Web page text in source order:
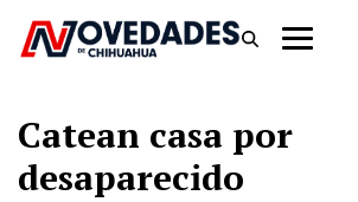
Catean casa por
desaparecido